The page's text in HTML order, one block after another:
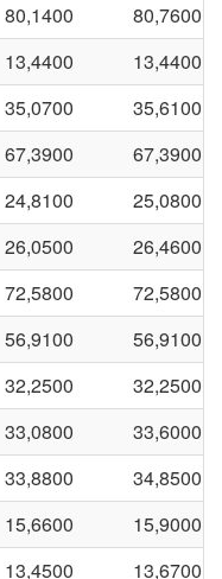
80,1400
80,7600
13,4400
13,4400
35,0700
35,6100
67,3900
67,3900
24,8100
25,0800
26,0500
26,4600
72,5800
72,5800
56,9100
56,9100
32,2500
32,2500
33,0800
33,6000
33,8800
34,8500
15,6600
15,9000
13,4500
13,6700